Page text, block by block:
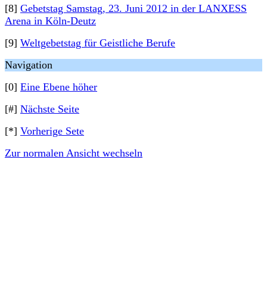
[8] Gebetstag Samstag, 23. Juni 2012 in der LANXESS
Arena in Köln-Deutz
[9] Weltgebetstag für Geistliche Berufe
Navigation
[0] Eine Ebene höher
[#] Nächste Seite
[*] Vorherige Sete
Zur normalen Ansicht wechseln